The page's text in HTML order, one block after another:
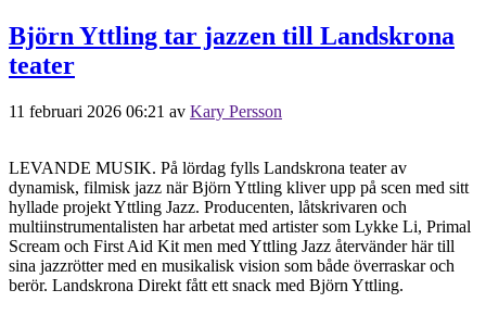
Björn Yttling tar jazzen till Landskrona
teater
11 februari 2026 06:21 av Kary Persson
LEVANDE MUSIK. På lördag fylls Landskrona teater av
dynamisk, filmisk jazz när Björn Yttling kliver upp på scen med sitt
hyllade projekt Yttling Jazz. Producenten, låtskrivaren och
multiinstrumentalisten har arbetat med artister som Lykke Li, Primal
Scream och First Aid Kit men med Yttling Jazz återvänder här till
sina jazzrötter med en musikalisk vision som både överraskar och
berör. Landskrona Direkt fått ett snack med Björn Yttling.